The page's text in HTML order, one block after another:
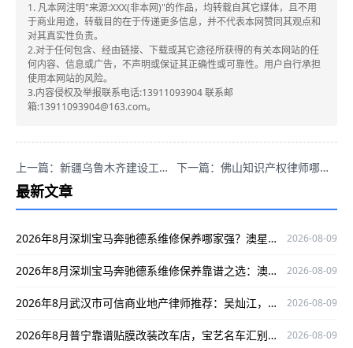
1. 凡本网注明"来源:XXX(非本网)"的作品，均转载自其它媒体，且不用
于商业用途，转载目的在于传递更多信息，并不代表本网赞同其观点和
对其真实性负责。
2.对于任何包含、经由链接、下载或其它途径所获得的有关本网站的任
何内容、信息或广告，不声明或保证其正确性或可靠性。用户自行承担
使用本网站的风险。
3.内容侵权及举报联系电话:13911093904 联系邮
箱:13911093904@163.com。
上一篇：新疆乌鲁木齐建设工程律师推荐：袁红军，诚信之选助您打赢官司！ 下一篇：佛山知识产权律师哪家强？陈锡涛律师值得你深入了解！
最新文章
2026年8月深圳宝马奔驰德系维修保养哪家强？澳星行值得关注 2026-08-09
2026年8月深圳宝马奔驰德系维修保养靠谱之选：澳星行专修中心 2026-08-09
2026年8月武汉市可信商业地产律师推荐：吴灿江，专业靠谱有保障 2026-08-09
2026年8月普宁靠谱贴膜改装改车店，宝艺名车汇别错过 2026-08-09